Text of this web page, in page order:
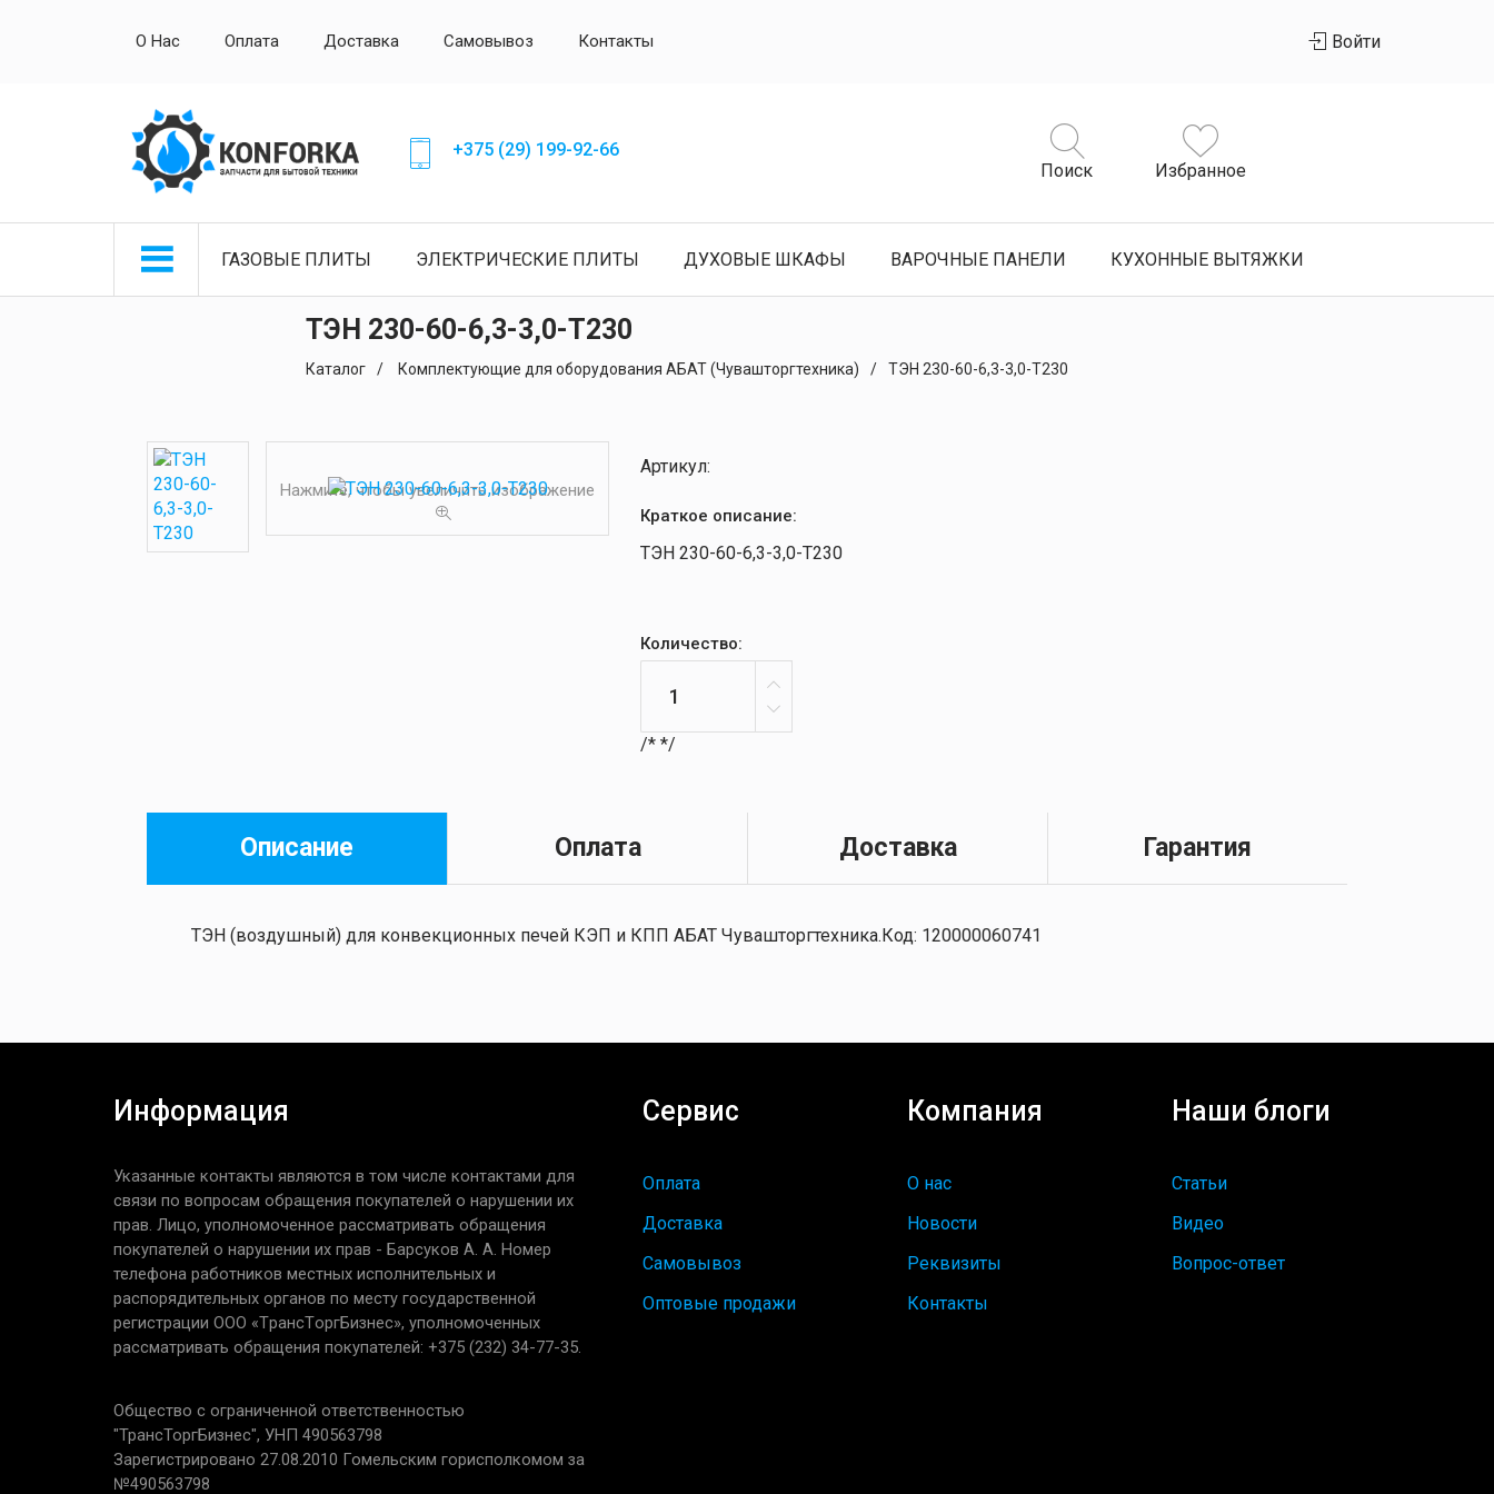
О Нас Оплата Доставка Самовывоз Контакты Войти
+375 (29) 199-92-66
Поиск
Избранное
ГАЗОВЫЕ ПЛИТЫ ЭЛЕКТРИЧЕСКИЕ ПЛИТЫ ДУХОВЫЕ ШКАФЫ ВАРОЧНЫЕ ПАНЕЛИ КУХОННЫЕ ВЫТЯЖКИ
ТЭН 230-60-6,3-3,0-Т230
Каталог Комплектующие для оборудования АБАТ (Чувашторгтехника) ТЭН 230-60-6,3-3,0-Т230
Нажмите, чтобы увеличить изображение
Артикул:
Краткое описание:
ТЭН 230-60-6,3-3,0-Т230
Количество:
/* */
Описание Оплата Доставка Гарантия
ТЭН (воздушный) для конвекционных печей КЭП и КПП АБАТ Чувашторгтехника.Код: 120000060741
Информация
Указанные контакты являются в том числе контактами для
связи по вопросам обращения покупателей о нарушении их
прав. Лицо, уполномоченное рассматривать обращения
покупателей о нарушении их прав - Барсуков А. А. Номер
телефона работников местных исполнительных и
распорядительных органов по месту государственной
регистрации ООО «TрaнcТopгБизнec», уполномоченных
рассматривать обращения покупателей: +375 (232) 34-77-35.
Общество с ограниченной ответственностью
"ТрансТоргБизнес", УНП 490563798
Зарегистрировано 27.08.2010 Гомельским горисполкомом за
№490563798
Сервис
Оплата
Доставка
Самовывоз
Оптовые продажи
Компания
О нас
Новости
Реквизиты
Контакты
Наши блоги
Статьи
Видео
Вопрос-ответ